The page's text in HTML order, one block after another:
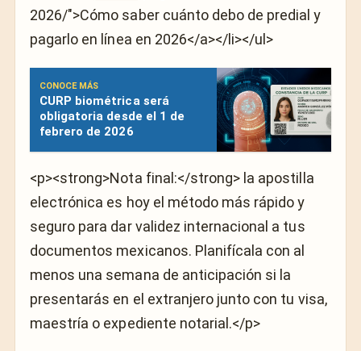
2026/">Cómo saber cuánto debo de predial y
pagarlo en línea en 2026</a></li></ul>
CONOCE MÁS
CURP biométrica será
obligatoria desde el 1 de
febrero de 2026
<p><strong>Nota final:</strong> la apostilla
electrónica es hoy el método más rápido y
seguro para dar validez internacional a tus
documentos mexicanos. Planifícala con al
menos una semana de anticipación si la
presentarás en el extranjero junto con tu visa,
maestría o expediente notarial.</p>